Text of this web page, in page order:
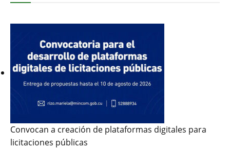
Convocan a creación de plataformas digitales para
licitaciones públicas